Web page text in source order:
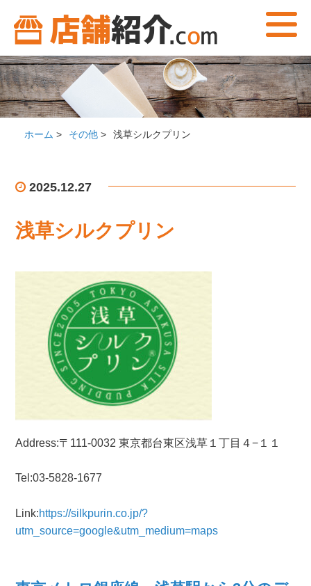
ホーム > その他 > 浅草シルクプリン
2025.12.27
浅草シルクプリン
Address:〒111-0032 東京都台東区浅草１丁目４−１１
Tel:03-5828-1677
Link:https://silkpurin.co.jp/?
utm_source=google&utm_medium=maps